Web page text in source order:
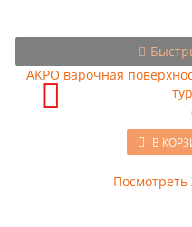
AKPO варочная
В
Посмотреть